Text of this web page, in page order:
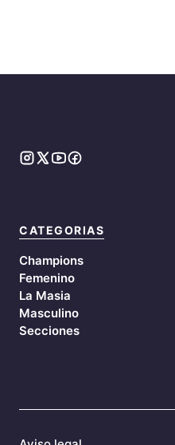
CATEGORIAS
Champions
Femenino
La Masia
Masculino
Secciones